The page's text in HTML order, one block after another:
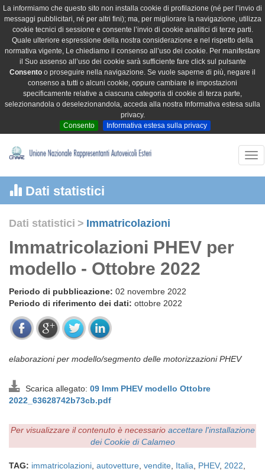
La informiamo che questo sito non installa cookie di profilazione (né per l’invio di
messaggi pubblicitari, né per altri fini); ma, per migliorare la navigazione, utilizza
cookie tecnici di sessione e consente l’invio di cookie analitici di terze parti.
Quale ulteriore espressione della nostra considerazione e nel rispetto della
normativa vigente, Le chiediamo il consenso all’uso dei cookie. Per manifestare
il Suo assenso all’uso dei cookie sarà sufficiente fare click sul pulsante
Consento o proseguire nella navigazione. Se vuole saperne di più, negare il
consenso a tutti o alcuni cookie, oppure cambiare le impostazioni
specificamente relative a ciascuna categoria di cookie di terza parte,
selezionandola o deselezionandola, acceda alla nostra Informativa estesa sulla
privacy.
Consento
Informativa estesa sulla privacy
Dati statistici
Dati statistici > Immatricolazioni
Immatricolazioni PHEV per
modello - Ottobre 2022
Periodo di pubblicazione: 02 novembre 2022
Periodo di riferimento dei dati: ottobre 2022
elaborazioni per modello/segmento delle motorizzazioni PHEV
Scarica allegato: 09 Imm PHEV modello Ottobre
2022_63628742b73cb.pdf
Per visualizzare il contenuto è necessario accettare l'installazione
dei Cookie di Calameo
TAG: immatricolazioni autovetture vendite Italia PHEV, 2022